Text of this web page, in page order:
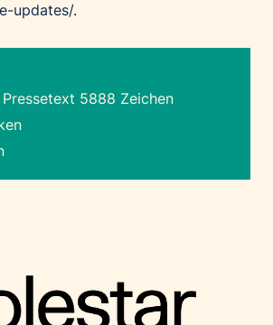
updates/.
Pressetext 5888 Zeichen